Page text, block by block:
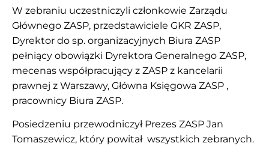
W zebraniu uczestniczyli członkowie Zarządu
Głównego ZASP, przedstawiciele GKR ZASP,
Dyrektor do sp. organizacyjnych Biura ZASP
pełniący obowiązki Dyrektora Generalnego ZASP,
mecenas współpracujący z ZASP z kancelarii
prawnej z Warszawy, Główna Księgowa ZASP ,
pracownicy Biura ZASP.
Posiedzeniu przewodniczył Prezes ZASP Jan
Tomaszewicz, który powitał wszystkich zebranych.